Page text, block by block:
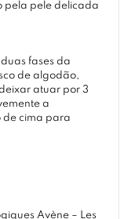
pela pele delicada
fases da
de algodão,
atuar por 3
a
de cima para
Avène – Les